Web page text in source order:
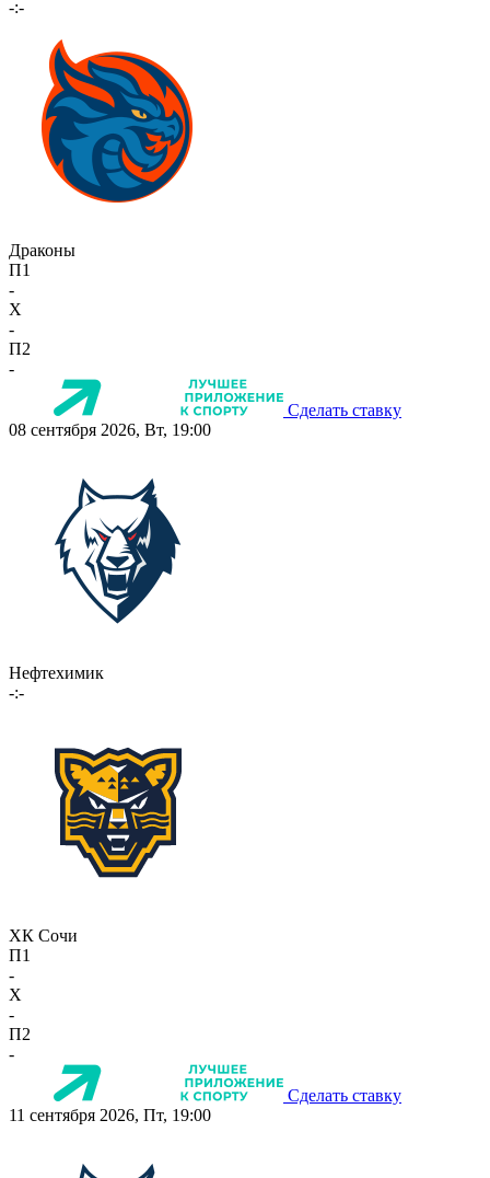
-:-
Драконы
П1
-
X
-
П2
-
Сделать ставку
08 сентября 2026, Вт, 19:00
Нефтехимик
-:-
ХК Сочи
П1
-
X
-
П2
-
Сделать ставку
11 сентября 2026, Пт, 19:00